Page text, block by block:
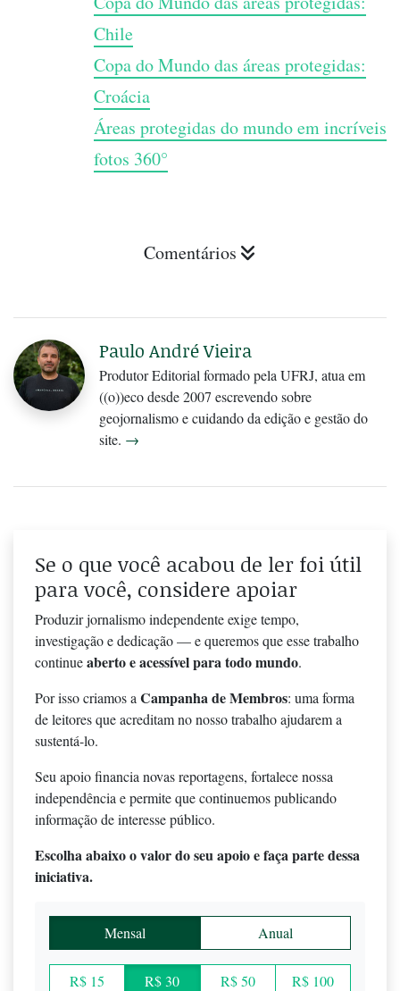
Chile
Copa do Mundo das áreas protegidas:
Croácia
Áreas protegidas do mundo em incríveis
fotos 360°
Comentários
Paulo André Vieira
Produtor Editorial formado pela UFRJ, atua em
((o))eco desde 2007 escrevendo sobre
geojornalismo e cuidando da edição e gestão do
site. →
Se o que você acabou de ler foi útil
para você, considere apoiar
Produzir jornalismo independente exige tempo,
investigação e dedicação — e queremos que esse trabalho
continueaberto e acessível para todo mundo.
Por isso criamos a Campanha de Membros: uma forma
de leitores que acreditam no nosso trabalho ajudarem a
sustentá-lo.
Seu apoio financia novas reportagens, fortalece nossa
independência e permite que continuemos publicando
informação de interesse público.
Escolha abaixo o valor do seu apoio e faça parte dessa
iniciativa.
Mensal Anual
R$ 15 R$ 30 R$ 50 R$ 100